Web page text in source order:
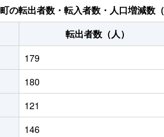
の転出者数・転入者数・人口増減数
転出者数（人）
179
180
121
146